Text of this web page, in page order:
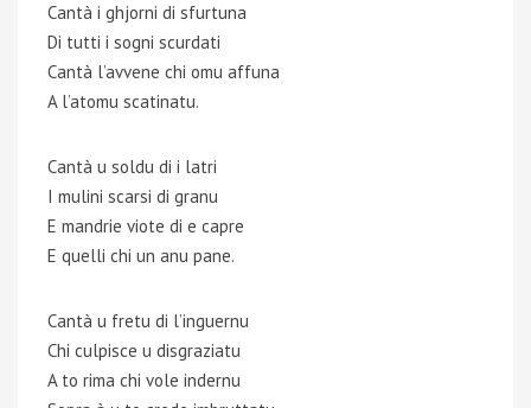
Cantà i ghjorni di sfurtuna
Di tutti i sogni scurdati
Cantà l’avvene chi omu affuna
A l’atomu scatinatu.
Cantà u soldu di i latri
I mulini scarsi di granu
E mandrie viote di e capre
E quelli chi un anu pane.
Cantà u fretu di l’inguernu
Chi culpisce u disgraziatu
A to rima chi vole indernu